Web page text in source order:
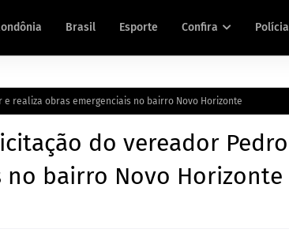
Brasil Esporte Confira Polícia
realiza obras emergenciais no bairro Novo Horizonte
do vereador Pedro
no bairro Novo Horizonte